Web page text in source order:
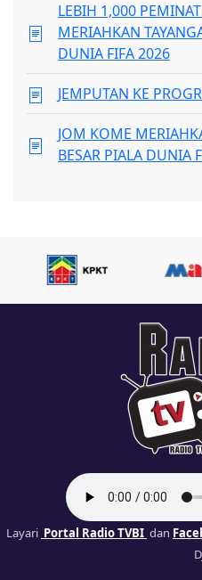
LEBIH 1,000
MERIAHKAN
DUNIA FIFA 2026
JEMPUTAN KE
JOM KOME
BESAR PIALA DUNIA
Layari Portal Radio TVBI dan